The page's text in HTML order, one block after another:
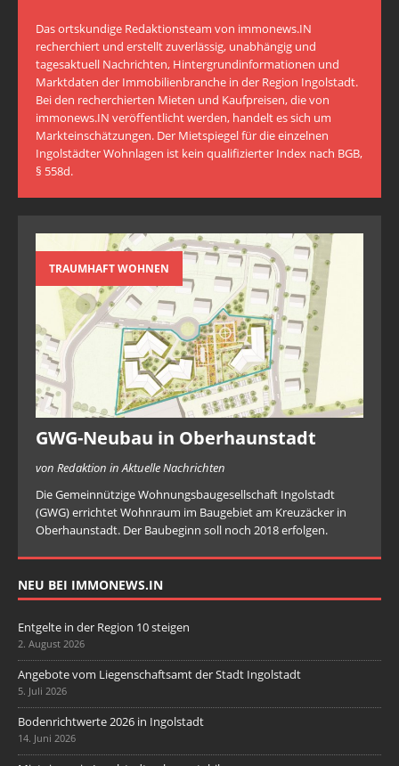
Das ortskundige Redaktionsteam von immonews.IN
recherchiert und erstellt zuverlässig, unabhängig und
tagesaktuell Nachrichten, Hintergrundinformationen und
Marktdaten der Immobilienbranche in der Region Ingolstadt.
Bei den recherchierten Mieten und Kaufpreisen, die von
immonews.IN veröffentlicht werden, handelt es sich um
Markteinschätzungen. Der Mietspiegel für die einzelnen
Ingolstädter Wohnlagen ist kein qualifizierter Index nach BGB,
§ 558d.
TRAUMHAFT WOHNEN
GWG-Neubau in Oberhaunstadt
von Redaktion in Aktuelle Nachrichten
Die Gemeinnützige Wohnungsbaugesellschaft Ingolstadt
(GWG) errichtet Wohnraum im Baugebiet am Kreuzäcker in
Oberhaunstadt. Der Baubeginn soll noch 2018 erfolgen.
NEU BEI IMMONEWS.IN
Entgelte in der Region 10 steigen
2. August 2026
Angebote vom Liegenschaftsamt der Stadt Ingolstadt
5. Juli 2026
Bodenrichtwerte 2026 in Ingolstadt
14. Juni 2026